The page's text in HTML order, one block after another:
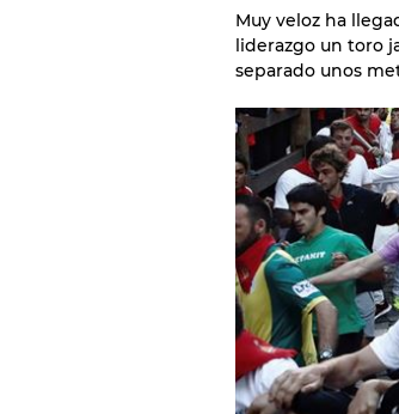
Muy veloz ha
liderazgo un toro
separado unos